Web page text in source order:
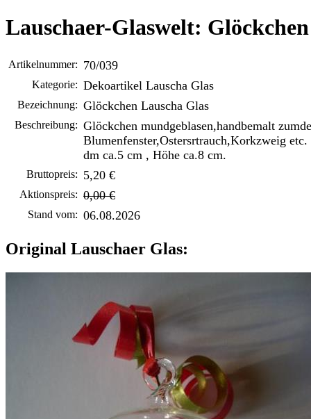
Lauschaer-Glaswelt:
Artikelnummer: 70/039
Kategorie: Dekoartikel Lauscha Glas
Bezeichnung: Glöckchen Lauscha Glas
Beschreibung: Glöckchen mundgeblasen,handbemalt
Blumenfenster,Ostersrtrauch,Korkzweig etc.
dm ca.5 cm , Höhe ca.8 cm.
Bruttopreis: 5,20 €
Aktionspreis: 0,00 €
Stand vom: 06.08.2026
Original Lauschaer Glas: